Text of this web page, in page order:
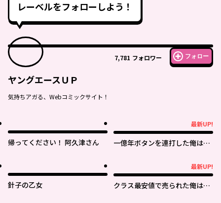
レーベルをフォローしよう！
7,781 フォロワー フォロー
ヤングエースＵＰ
気持ちアガる、Webコミックサイト！
帰ってください！ 阿久津さん
最新UP!
一億年ボタンを連打した俺は、
針子の乙女
最新UP!
クラス最安値で売られた俺は、